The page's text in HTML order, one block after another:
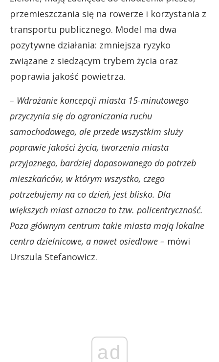
przemieszczania się na rowerze i korzystania z
transportu publicznego. Model ma dwa
pozytywne działania: zmniejsza ryzyko
związane z siedzącym trybem życia oraz
poprawia jakość powietrza.
– Wdrażanie koncepcji miasta 15-minutowego
przyczynia się do ograniczania ruchu
samochodowego, ale przede wszystkim służy
poprawie jakości życia, tworzenia miasta
przyjaznego, bardziej dopasowanego do potrzeb
mieszkańców, w którym wszystko, czego
potrzebujemy na co dzień, jest blisko. Dla
większych miast oznacza to tzw. policentryczność.
Poza głównym centrum takie miasta mają lokalne
centra dzielnicowe, a nawet osiedlowe – mówi
Urszula Stefanowicz.
ad